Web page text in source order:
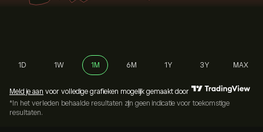
1D 1W 1M 6M 1Y 3Y MAX
Meld je aan voor volledige grafieken mogelijk gemaakt door
*In het verleden behaalde resultaten zijn geen indicatie voor toekomstige
resultaten.